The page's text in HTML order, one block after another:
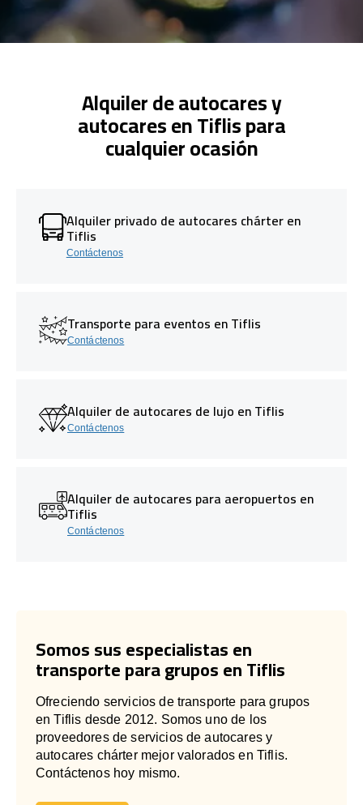
Alquiler de autocares y
autocares en Tiflis para
cualquier ocasión
Alquiler privado de autocares chárter en
Tiflis
Contáctenos
Transporte para eventos en Tiflis
Contáctenos
Alquiler de autocares de lujo en Tiflis
Contáctenos
Alquiler de autocares para aeropuertos en
Tiflis
Contáctenos
Somos sus especialistas en
transporte para grupos en Tiflis
Ofreciendo servicios de transporte para grupos
en Tiflis desde 2012. Somos uno de los
proveedores de servicios de autocares y
autocares chárter mejor valorados en Tiflis.
Contáctenos hoy mismo.